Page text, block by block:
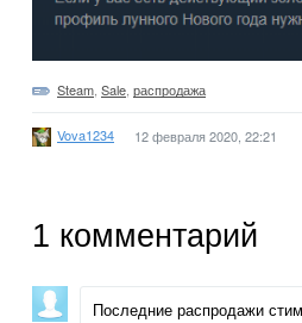
Steam, Sale, распродажа
Vova1234 12 февраля 2020, 22:21
1 комментарий
Последние распродажи